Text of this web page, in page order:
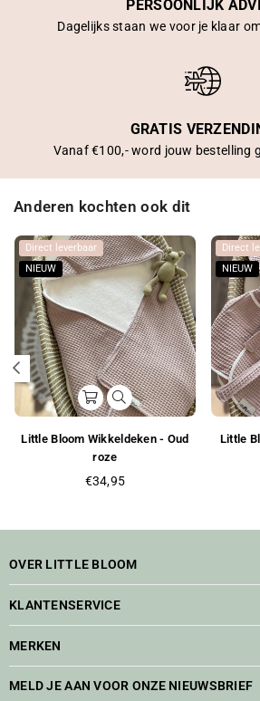
PERSOONLIJK
Dagelijks staan we voor je klaar
GRATIS
Vanaf €100,- word jouw bestelling
Anderen kochten ook dit
Direct leverbaar
NIEUW
Little Bloom Wikkeldeken - Oud
roze
Standaarprijs
€34,95
Direct
NIEUW
Little
OVER LITTLE BLOOM
KLANTENSERVICE
MERKEN
MELD JE AAN VOOR ONZE NIEUWSBRIEF